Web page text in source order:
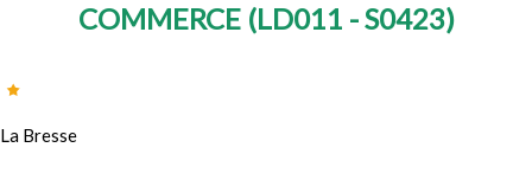
COMMERCE (LD011 - S0423)
La Bresse